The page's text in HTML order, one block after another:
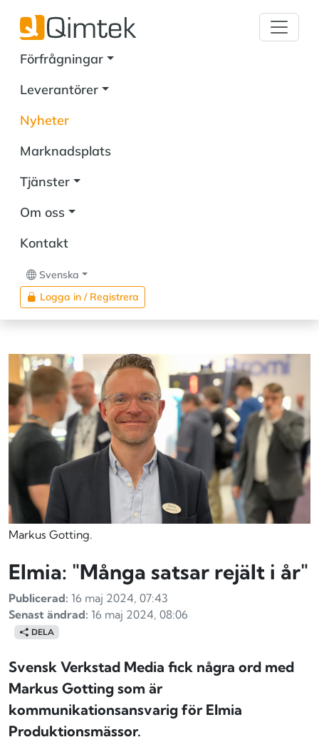
Förfrågningar
Leverantörer
Nyheter
Marknadsplats
Tjänster
Om oss
Kontakt
Svenska
Logga in / Registrera
Markus Gotting.
Elmia: "Många satsar rejält i år"
Publicerad: 16 maj 2024, 07:43
Senast ändrad: 16 maj 2024, 08:06
DELA
Svensk Verkstad Media fick några ord med
Markus Gotting som är
kommunikationsansvarig för Elmia
Produktionsmässor.